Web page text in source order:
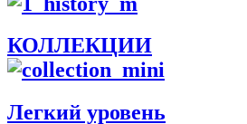
КОЛЛЕКЦИИ
Легкий уровень